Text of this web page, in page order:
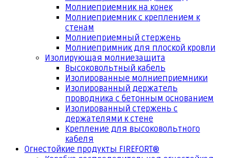
Молниеприемник на конек
Молниеприемник с креплением к
стенам
Молниеприемный стержень
Молниепримник для плоской кровли
Изолирующая молниезащита
Высоковольтный кабель
Изолированные молниеприемники
Изолированный держатель
проводника с бетонным основанием
Изолированный стержень с
держателями к стене
Крепление для высоковольтного
кабеля
Огнестойкие продукты FIREFORT®